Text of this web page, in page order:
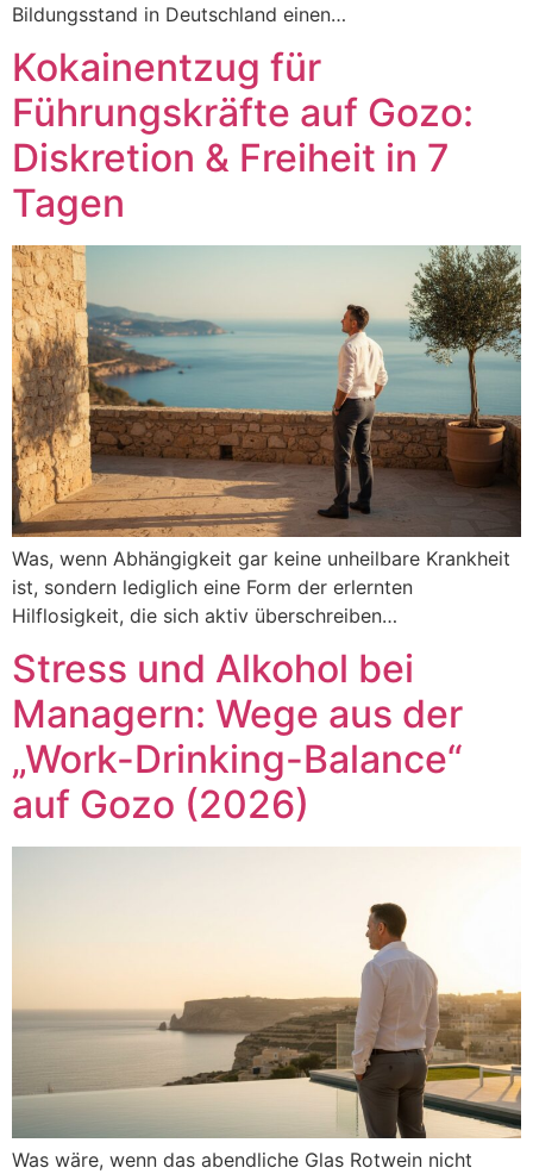
Bildungsstand in Deutschland einen…
Kokainentzug für
Führungskräfte auf Gozo:
Diskretion & Freiheit in 7
Tagen
Was, wenn Abhängigkeit gar keine unheilbare Krankheit
ist, sondern lediglich eine Form der erlernten
Hilflosigkeit, die sich aktiv überschreiben…
Stress und Alkohol bei
Managern: Wege aus der
„Work-Drinking-Balance“
auf Gozo (2026)
Was wäre, wenn das abendliche Glas Rotwein nicht